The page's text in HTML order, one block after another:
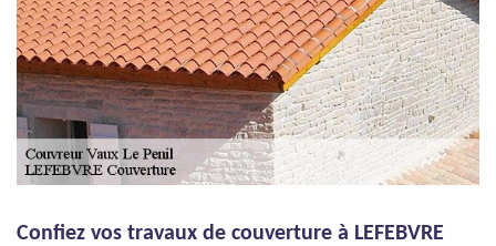
Confiez vos travaux de couverture à LEFEBVRE